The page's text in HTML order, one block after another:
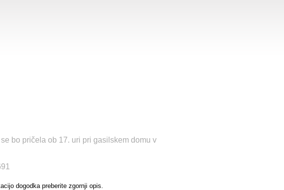
bo pričela ob 17. uri pri gasilskem domu v
dogodka preberite zgornji opis.